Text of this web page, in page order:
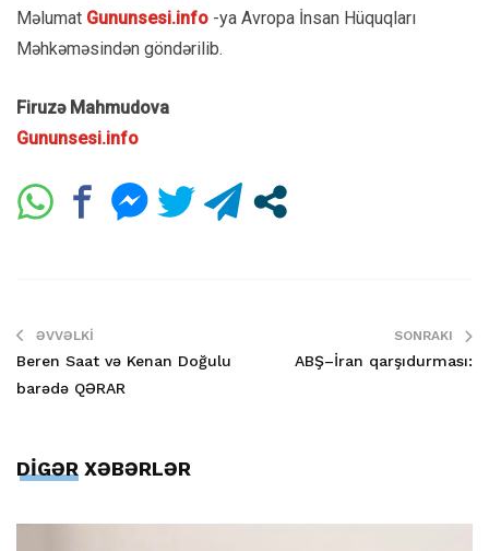
Məlumat Gununsesi.info -ya Avropa İnsan Hüquqları
Məhkəməsindən göndərilib.
Firuzə Mahmudova
Gununsesi.info
ƏVVƏLKI
Beren Saat və Kenan Doğulu
barədə QƏRAR
SONRAKI
ABŞ–İran qarşıdurması:
DİGƏR XƏBƏRLƏR